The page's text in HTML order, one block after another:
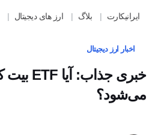
ایرانیکارت بلاگ ارز های دیجیتال
اخبار ارز دیجیتال
می‌شود؟